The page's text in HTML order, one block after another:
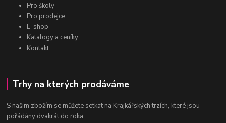
Pro školy
Pro prodejce
E-shop
Katalogy a ceníky
Kontakt
Trhy na kterých prodáváme
S našim zbožím se můžete setkat na Krajkářských trzích, které jsou
pořádány dvakrát do roka.